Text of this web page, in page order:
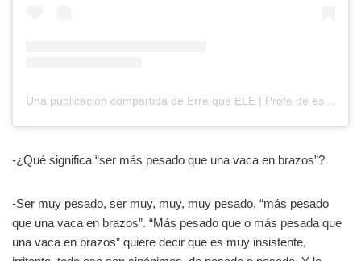
Una publicación compartida de Erre que ELE | Profe de español ???????? (@errequeele)
-¿Qué significa “ser más pesado que una vaca en brazos”?
-Ser muy pesado, ser muy, muy, muy pesado, “más pesado
que una vaca en brazos”. “Más pesado que o más pesada que
una vaca en brazos” quiere decir que es muy insistente,